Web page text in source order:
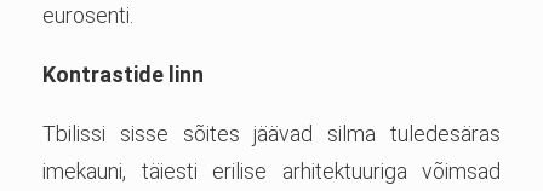
eurosenti.
Kontrastide linn
Tbilissi sisse sõites jäävad silma tuledesäras
imekauni, täiesti erilise arhitektuuriga võimsad